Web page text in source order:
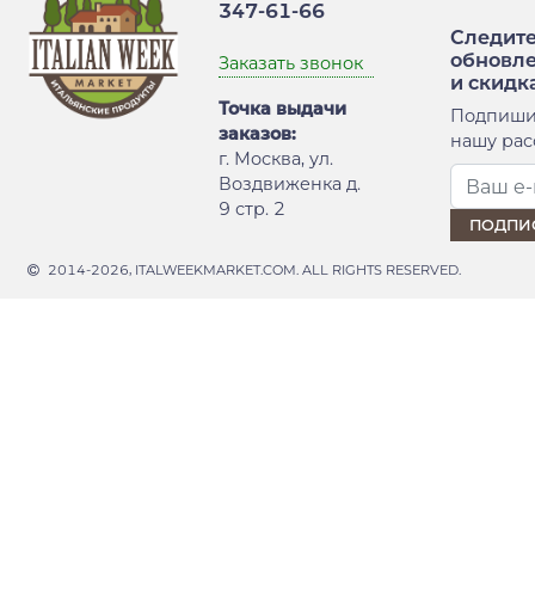
347-61-66
Заказать звонок
Точка выдачи
заказов:
г. Москва, ул.
Воздвиженка д.
9 стр. 2
и
нашу
2014-2026, ITALWEEKMARKET.COM. ALL RIGHTS RESERVED.